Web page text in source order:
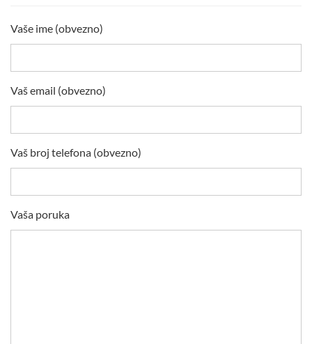
Vaše ime (obvezno)
Vaš email (obvezno)
Vaš broj telefona (obvezno)
Vaša poruka